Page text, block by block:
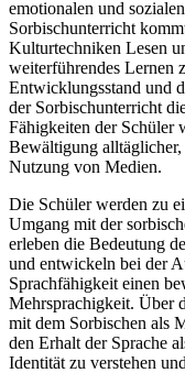
emotionalen und
Sorbischunterricht
Kulturtechniken Lesen
weiterführendes Lernen
Entwicklungsstand und
der Sorbischunterricht
Fähigkeiten der Schüler
Bewältigung
Nutzung von Medien.
Die Schüler werden zu
Umgang mit der
erleben die Bedeutung
und entwickeln bei der
Sprachfähigkeit einen
Mehrsprachigkeit. Über
mit dem Sorbischen als
den Erhalt der Sprache
Identität zu verstehen